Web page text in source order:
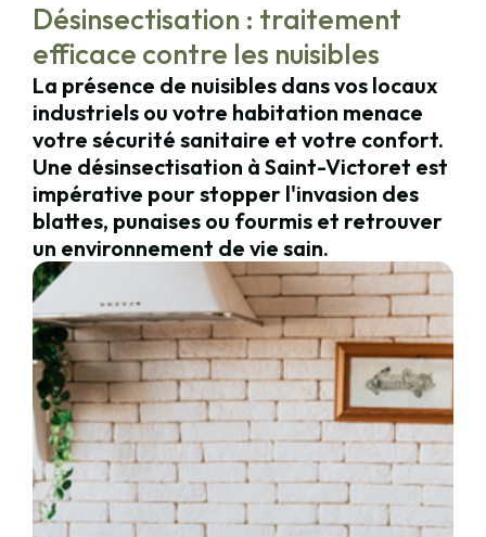
Désinsectisation : traitement
efficace contre les nuisibles
La présence de nuisibles dans vos locaux
industriels ou votre habitation menace
votre sécurité sanitaire et votre confort.
Une désinsectisation à Saint-Victoret est
impérative pour stopper l'invasion des
blattes, punaises ou fourmis et retrouver
un environnement de vie sain.